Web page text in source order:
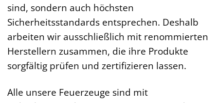
sind, sondern auch höchsten
Sicherheitsstandards entsprechen. Deshalb
arbeiten wir ausschließlich mit renommierten
Herstellern zusammen, die ihre Produkte
sorgfältig prüfen und zertifizieren lassen.
Alle unsere Feuerzeuge sind mit